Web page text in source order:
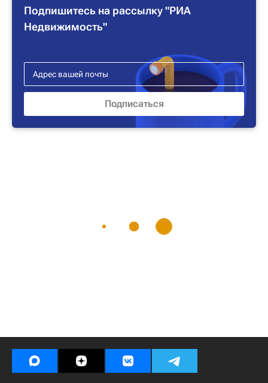
Подпишитесь на рассылку "РИА
Недвижимость"